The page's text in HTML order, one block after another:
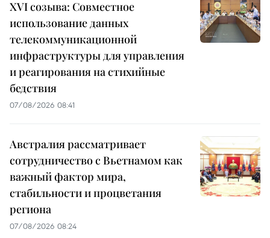
XVI созыва: Совместное
использование данных
телекоммуникационной
инфраструктуры для управления
и реагирования на стихийные
бедствия
07/08/2026 08:41
Австралия рассматривает
сотрудничество с Вьетнамом как
важный фактор мира,
стабильности и процветания
региона
07/08/2026 08:24